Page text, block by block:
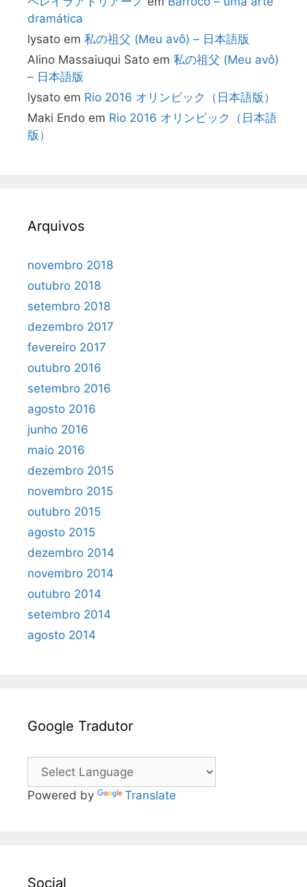
dramática
lysato em 私の祖父 (Meu avô) – 日本語版
Alino Massaiuqui Sato em 私の祖父 (Meu avô)
– 日本語版
lysato em Rio 2016 オリンピック（日本語版）
Maki Endo em Rio 2016 オリンピック（日本語
版）
Arquivos
novembro 2018
outubro 2018
setembro 2018
dezembro 2017
fevereiro 2017
outubro 2016
setembro 2016
agosto 2016
junho 2016
maio 2016
dezembro 2015
novembro 2015
outubro 2015
agosto 2015
dezembro 2014
novembro 2014
outubro 2014
setembro 2014
agosto 2014
Google Tradutor
Powered by Translate
Social